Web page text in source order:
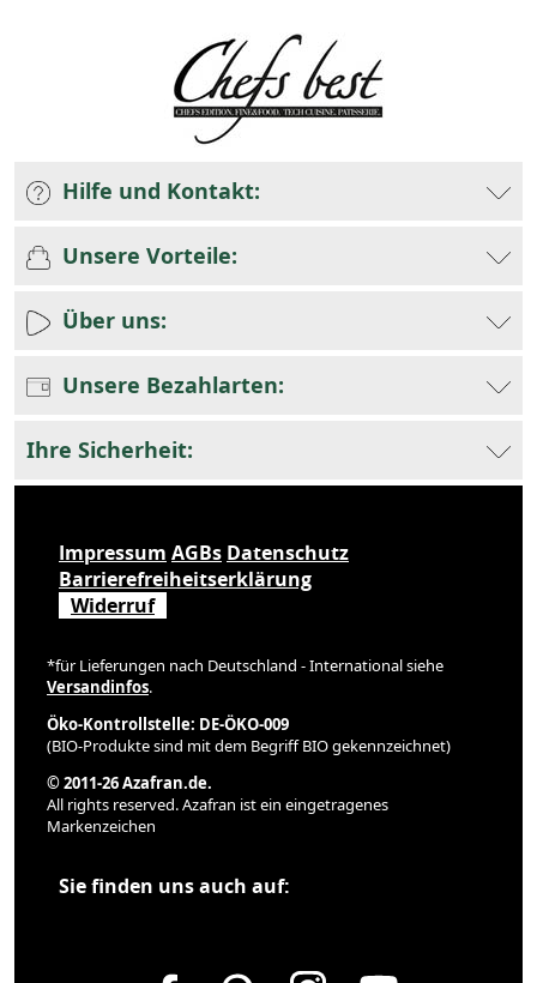
Hilfe und Kontakt:
Unsere Vorteile:
Über uns:
Unsere Bezahlarten:
Ihre Sicherheit:
Impressum AGBs Datenschutz
Barrierefreiheitserklärung
Widerruf
*für Lieferungen nach Deutschland - International siehe
Versandinfos.
Öko-Kontrollstelle: DE-ÖKO-009
(BIO-Produkte sind mit dem Begriff BIO gekennzeichnet)
© 2011-26 Azafran.de.
All rights reserved. Azafran ist ein eingetragenes
Markenzeichen
Sie finden uns auch auf: